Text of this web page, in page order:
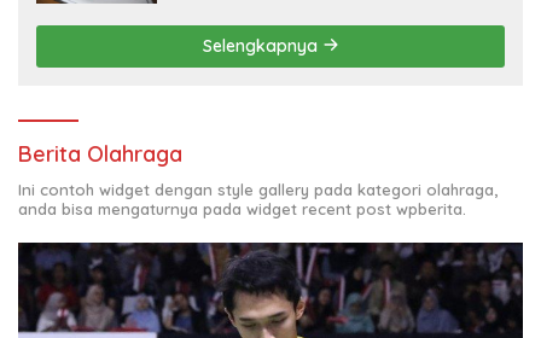
Selengkapnya
Berita Olahraga
Ini contoh widget dengan style gallery pada kategori olahraga,
anda bisa mengaturnya pada widget recent post wpberita.